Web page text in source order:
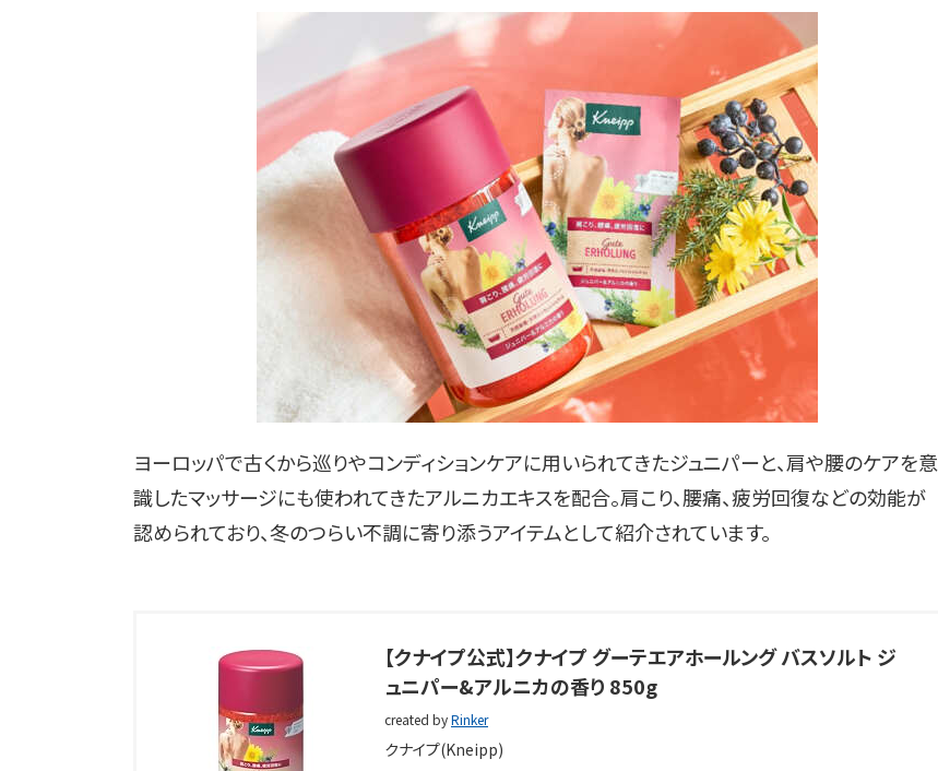
ヨーロッパで古くから巡りやコンディションケアに用いられてきたジュニパーと、肩や腰のケアを意
識したマッサージにも使われてきたアルニカエキスを配合。肩こり、腰痛、疲労回復などの効能が
認められており、冬のつらい不調に寄り添うアイテムとして紹介されています。
【クナイプ公式】クナイプ グーテエアホールング バスソルト ジ
ュニパー&アルニカの香り 850g
created byRinker
クナイプ(Kneipp)